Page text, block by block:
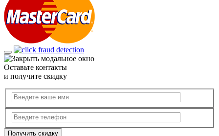
Оставьте контакты
и получите скидку